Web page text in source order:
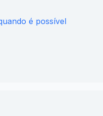
é possível